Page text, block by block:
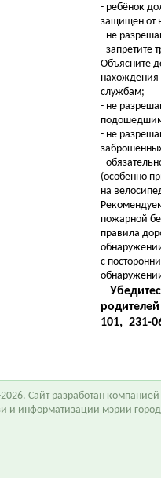
- ребёнок
защищен от
- не
- запретите
Объясните
службам;
- не
- не
-
(особенно
на
пожарной
правила
с
101, 231-
Сайт разработан компанией
и информатизации мэрии